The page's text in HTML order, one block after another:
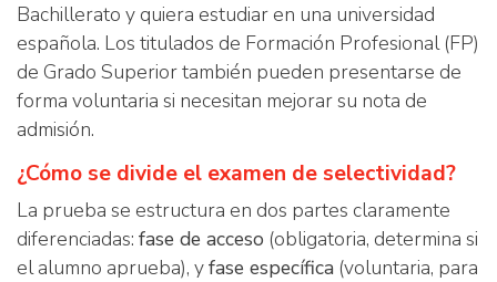
Bachillerato y quiera estudiar en una universidad
española. Los titulados de Formación Profesional (FP)
de Grado Superior también pueden presentarse de
forma voluntaria si necesitan mejorar su nota de
admisión.
¿Cómo se divide el examen de selectividad?
La prueba se estructura en dos partes claramente
diferenciadas: fase de acceso (obligatoria, determina si
el alumno aprueba), yfase específica (voluntaria, para